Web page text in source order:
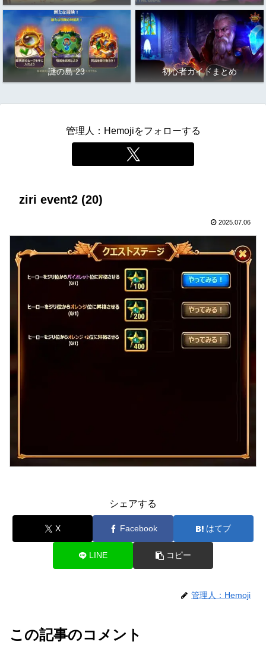
謎の島 23 初心者ガイドまとめ
管理人：Hemojiをフォローする
ziri event2 (20)
2025.07.06
シェアする
X Facebook はてブ
LINE コピー
管理人：Hemoji
この記事のコメント